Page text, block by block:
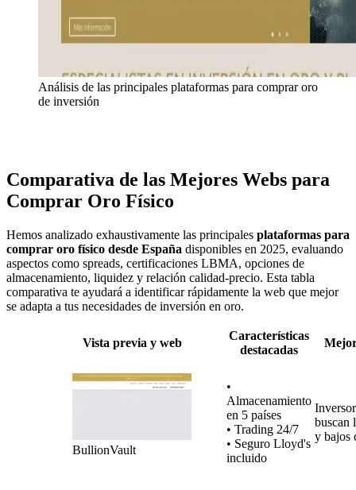
Análisis de las principales plataformas para comprar oro
de inversión
Comparativa de las Mejores Webs para
Comprar Oro Físico
Hemos analizado exhaustivamente las principales plataformas para
comprar oro físico desde España disponibles en 2025, evaluando
aspectos como spreads, certificaciones LBMA, opciones de
almacenamiento, liquidez y relación calidad-precio. Esta tabla
comparativa te ayudará a identificar rápidamente la web que mejor
se adapta a tus necesidades de inversión en oro.
Vista previa y web
Características
destacadas
BullionVault
•
Almacenamiento
en 5 países
• Trading 24/7
• Seguro Lloyd's
incluido
buscan
y bajos